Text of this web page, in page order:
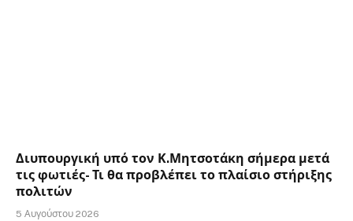
Διυπουργική υπό τον Κ.Μητσοτάκη σήμερα μετά
τις φωτιές- Τι θα προβλέπει το πλαίσιο στήριξης
πολιτών
5 Αυγούστου 2026